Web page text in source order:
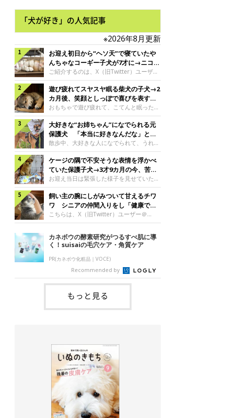
「犬が好き」の人気記事
※2026年8月更新
お迎え初日から“ヘソ天”で寝ていたや
んちゃなコーギー子犬が7才に→ニコニ
コ“コーギースマイル”が魅力のコに成
長！
ご紹介するのは、X（旧Twitter）ユーザー
＠Kus1oKg2vsgdWS2さんの愛犬でウェル
シュ・コーギー・ペンブロークの神楽ちゃ
ん。今年の8月で7才になるという神楽ちゃ
んですが、いったいどんな子犬時代を過ご
したのでしょうか。今回は、神楽ちゃんの
成長を飼い主さんと振り返ります！神楽ち
ゃんの成長について聞いた！お迎えから数
日後の神楽ちゃん（撮影時生後2カ月）＠
Kus1oKg2vsgdWS2――お迎え当初の神楽
ちゃんの様子について教えてください。飼
い主さん： 「お迎え当日から“ヘソ天”で寝
るようなコでし
遊び疲れてスヤスヤ眠る柴犬の子犬→2
カ月後、笑顔としっぽで喜びを表すコ
に成長！
おもちゃで遊び疲れて、こてんと眠った子
犬。あれから2カ月、表情や行動にさまざ
まな変化が見られるようになりました。遊
び疲れて眠る生後2カ月のなっちゃん遊び
疲れた様子のなっちゃん。@Pkndg_紹介
するのは、X（旧Twitter）ユーザー
@Pkndg_さんの愛犬・なっちゃん（取材
時、生後4カ月／柴犬）。こちらの写真
は、なっちゃんが生後2カ月のころに撮影
された一枚です。この日、なっちゃんは家
族と一緒におもちゃで遊んでいました。た
くさん遊んで疲れたのか、その後は眠り始
めたそうです。眠るなっちゃん。
@Pkndg_
大好きな“お姉ちゃん”になでられる元
保護犬 「本当に好きなんだな」と感
じる表情にほっこり
散歩中、大好きな人になでられて、うれし
そうな表情を見せる元保護犬。甘えるよう
な姿に、見ているこちらまでほっこりしま
す。大好きな“お姉ちゃん”に甘える小次郎
くん妹さんになでてもらい、うれしそうな
表情を見せる小次郎くん（2026年6月撮
影）。@mika_Jimmy紹介するのは、X（旧
Twitter）ユーザー@mika_Jimmyさんの愛
犬・小次郎くん（撮影時5才）。こちら
は、飼い主さんの妹さんと一緒に散歩をし
日、飼い主さんは実家から自宅へ帰る途
中、妹さんと公園で待ち合わせ
ケージの隅で不安そうな表情を浮かべ
ていた保護子犬→3才9カ月の今、苦手
を克服し頼もしいコに成長！
お迎え当日は緊張した様子を見せていた元
野犬の保護子犬。あれから約3年半、苦手
だったことを一つひとつ克服し、家族に寄
り添う姿を見せています。お迎え当日、ケ
ージの隅で不安そうにお迎え当日のシルビ
アちゃん。@nemonemotos今回紹介する
のは、X（旧Twitter）ユーザー
@nemonemotosさんの愛犬・シルビアち
ゃん（撮影当時、生後推定2カ月）。飼い
主さんが「#最初に撮った一枚」として投
稿した写真には、ケージの隅で不安そうな
表情を浮かべるシルビアちゃんの姿が写っ
ていました。こちらは、保護犬だったシル
飼い主の腕にしがみついて甘えるチワ
ワ シニアの仲間入りをし「健康で穏
やかな暮らしが続いてほしい」と願う
こちらは、X（旧Twitter）ユーザー＠
kotubusuke617さんが投稿した写真。写
っているのは、愛犬でチワワのつぶしゃん
（本名：こつぶちゃん）です。飼い主さん
の腕にしがみつくつぶしゃん（撮影時6
才）＠kotubusuke617撮影当時の状況に
ついて伺うと、飼い主さんはこう教えてく
れました。飼い主さん： 「ある休日のこ
とです。私がソファに座った途端にひざの
上にのってきたので、そのままなでながら
テレビを見ていたのですが、微動だにしな
いので気になって見てみると、腕にしがみ
カネボウの酵素研究がつるすべ肌に導
く！suisaiの毛穴ケア・角質ケア
PR(カネボウ化粧品｜VOCE)
Recommended by
もっと見る